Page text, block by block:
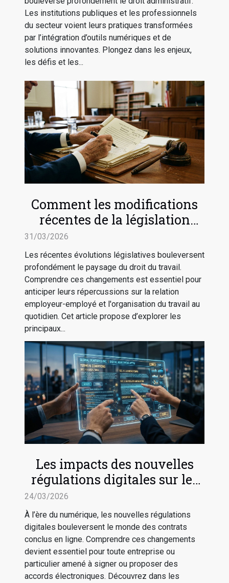
Les institutions publiques et les professionnels
du secteur voient leurs pratiques transformées
par l’intégration d’outils numériques et de
solutions innovantes. Plongez dans les enjeux,
les défis et les...
Comment les modifications
récentes de la législation
impactent-elles le droit du
travail ?
31/03/2026
Les récentes évolutions législatives bouleversent
profondément le paysage du droit du travail.
Comprendre ces changements est essentiel pour
anticiper leurs répercussions sur la relation
employeur-employé et l'organisation du travail au
quotidien. Cet article propose d’explorer les
principaux...
Les impacts des nouvelles
régulations digitales sur les
contrats en ligne
24/03/2026
À l’ère du numérique, les nouvelles régulations
digitales bouleversent le monde des contrats
conclus en ligne. Comprendre ces changements
devient essentiel pour toute entreprise ou
particulier amené à signer ou proposer des
accords électroniques. Découvrez dans les